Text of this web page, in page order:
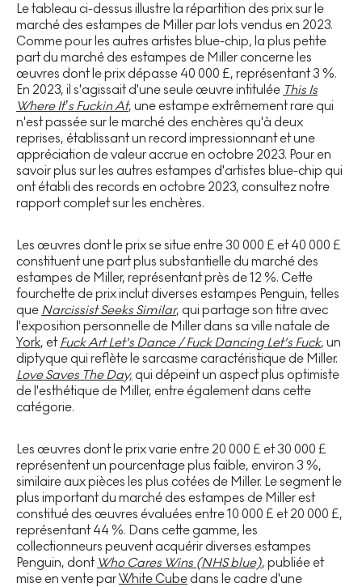
Le tableau ci-dessus illustre la répartition des prix sur le
marché des estampes de Miller par lots vendus en 2023.
Comme pour les autres artistes blue-chip, la plus petite
part du marché des estampes de Miller concerne les
œuvres dont le prix dépasse 40 000 £, représentant 3 %.
En 2023, il s'agissait d'une seule œuvre intitulée This Is
Where It’s Fuckin At, une estampe extrêmement rare qui
n'est passée sur le marché des enchères qu'à deux
reprises, établissant un record impressionnant et une
appréciation de valeur accrue en octobre 2023. Pour en
savoir plus sur les autres estampes d'artistes blue-chip qui
ont établi des records en octobre 2023, consultez notre
rapport complet sur les enchères.
Les œuvres dont le prix se situe entre 30 000 £ et 40 000 £
constituent une part plus substantielle du marché des
estampes de Miller, représentant près de 12 %. Cette
fourchette de prix inclut diverses estampes Penguin, telles
que Narcissist Seeks Similar, qui partage son titre avec
l'exposition personnelle de Miller dans sa ville natale de
York, etFuck Art Let's Dance / Fuck Dancing Let's Fuck, un
diptyque qui reflète le sarcasme caractéristique de Miller.
Love Saves The Day, qui dépeint un aspect plus optimiste
de l'esthétique de Miller, entre également dans cette
catégorie.
Les œuvres dont le prix varie entre 20 000 £ et 30 000 £
représentent un pourcentage plus faible, environ 3 %,
similaire aux pièces les plus cotées de Miller. Le segment le
plus important du marché des estampes de Miller est
constitué des œuvres évaluées entre 10 000 £ et 20 000 £,
représentant 44 %. Dans cette gamme, les
collectionneurs peuvent acquérir diverses estampes
Penguin, dont Who Cares Wins (NHS blue), publiée et
mise en vente parWhite Cube dans le cadre d'une